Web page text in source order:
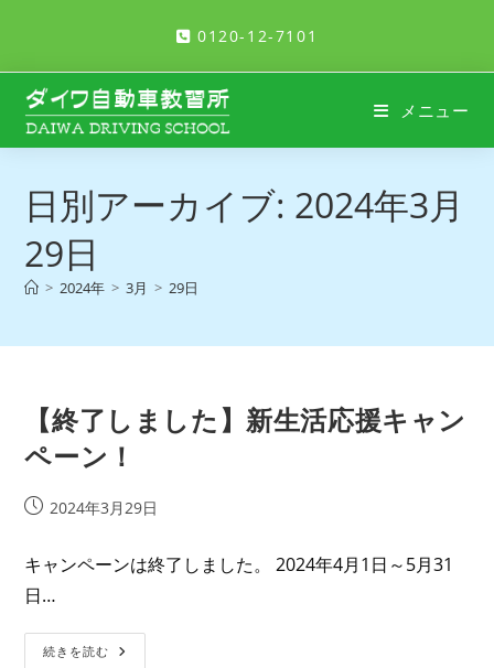
テ
へ
0120-12-7101
メニュー
日別アーカイブ: 2024年3月
29日
> 2024年 > 3月 > 29日
【終了しました】新生活応援キャン
ペーン！
投
公
開
日:
2024年3月29日
キャンペーンは終了しました。 2024年4月1日～5月31
日…
続きを読む 【終